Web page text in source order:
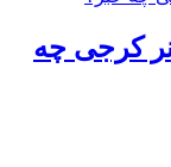
کرجی چه